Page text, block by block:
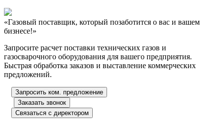
«Газовый поставщик, который позаботится о вас и вашем
бизнесе!»
Запросите расчет поставки технических газов и
газосварочного оборудования для вашего предприятия.
Быстрая обработка заказов и выставление коммерческих
предложений.
Запросить ком. предложение
Заказать звонок
Связаться с директором